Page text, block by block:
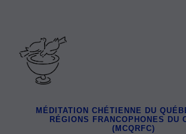
MÉDITATION CHÉTIENNE DU
RÉGIONS FRANCOPHONES DU
(MCQRFC)